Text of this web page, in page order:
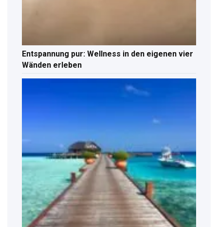
Entspannung pur: Wellness in den eigenen vier
Wänden erleben